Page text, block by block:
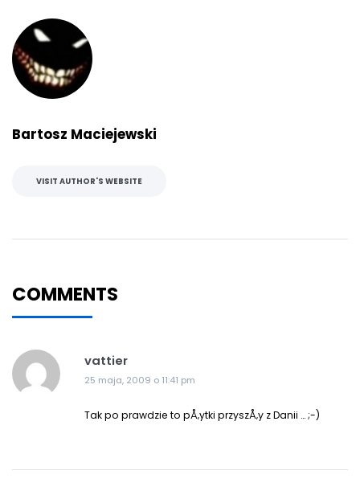
Bartosz Maciejewski
VISIT AUTHOR'S WEBSITE
COMMENTS
vattier
25 maja, 2009 o 11:41 pm
Tak po prawdzie to pÅ‚ytki przyszÅ‚y z Danii … ;-)